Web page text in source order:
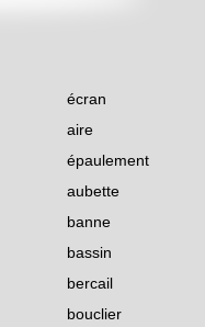
écran
aire
épaulement
aubette
banne
bassin
bercail
bouclier